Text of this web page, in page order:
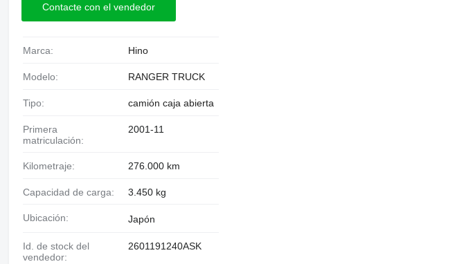
Contacte con el vendedor
Marca: Hino
Modelo: RANGER TRUCK
Tipo: camión caja abierta
Primera
matriculación:
2001-11
Kilometraje: 276.000 km
Capacidad de carga: 3.450 kg
Ubicación: Japón
Id. de stock del
vendedor:
2601191240ASK